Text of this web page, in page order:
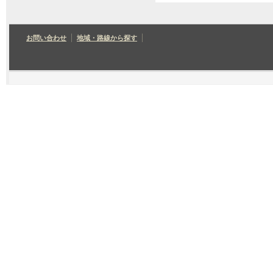
お問い合わせ 地域・路線から探す